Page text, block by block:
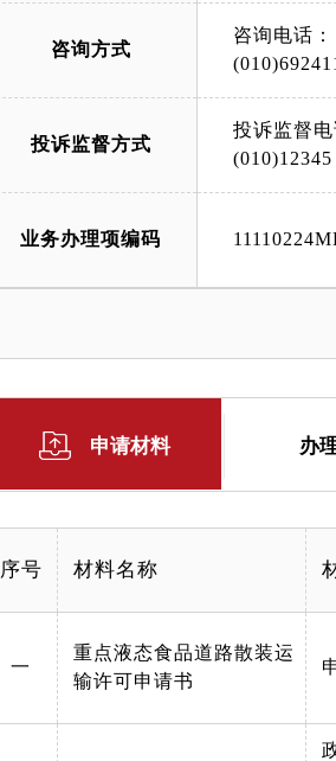
咨询方式
咨询电话：
投诉监督方式
投诉监督
(010)12345
业务办理项编码
申请材料 办
序号 材料名称
一
重点液态食品道路散装运
输许可申请书